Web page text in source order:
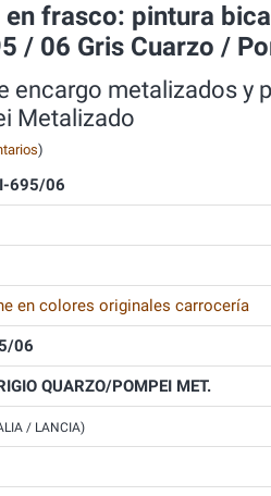
frasco: pintura
/ 06 Gris Cuarzo /
metalizados y
Metalizado
)
695/06
en colores originales carrocería
06
QUARZO/POMPEI MET.
/ LANCIA)